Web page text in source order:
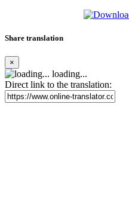
Share translation
×
loading...
Direct link to the translation: